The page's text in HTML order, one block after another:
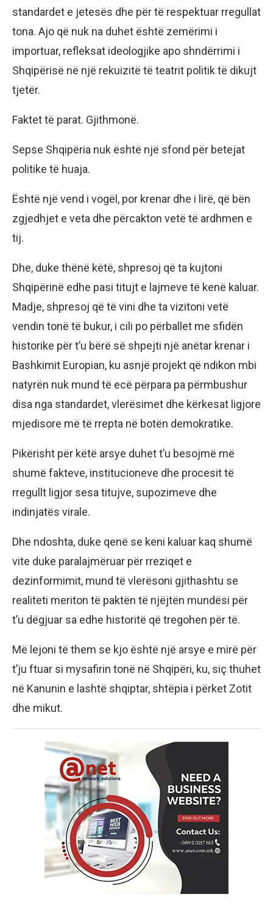
standardet e jetesës dhe për të respektuar rregullat
tona. Ajo që nuk na duhet është zemërimi i
importuar, refleksat ideologjike apo shndërrimi i
Shqipërisë në një rekuizitë të teatrit politik të dikujt
tjetër.
Faktet të parat. Gjithmonë.
Sepse Shqipëria nuk është një sfond për betejat
politike të huaja.
Është një vend i vogël, por krenar dhe i lirë, që bën
zgjedhjet e veta dhe përcakton vetë të ardhmen e
tij.
Dhe, duke thënë këtë, shpresoj që ta kujtoni
Shqipërinë edhe pasi titujt e lajmeve të kenë kaluar.
Madje, shpresoj që të vini dhe ta vizitoni vetë
vendin tonë të bukur, i cili po përballet me sfidën
historike për t’u bërë së shpejti një anëtar krenar i
Bashkimit Europian, ku asnjë projekt që ndikon mbi
natyrën nuk mund të ecë përpara pa përmbushur
disa nga standardet, vlerësimet dhe kërkesat ligjore
mjedisore më të rrepta në botën demokratike.
Pikërisht për këtë arsye duhet t’u besojmë më
shumë fakteve, institucioneve dhe procesit të
rregullt ligjor sesa titujve, supozimeve dhe
indinjatës virale.
Dhe ndoshta, duke qenë se keni kaluar kaq shumë
vite duke paralajmëruar për rreziqet e
dezinformimit, mund të vlerësoni gjithashtu se
realiteti meriton të paktën të njëjtën mundësi për
t’u dëgjuar sa edhe historitë që tregohen për të.
Më lejoni të them se kjo është një arsye e mirë për
t’ju ftuar si mysafirin tonë në Shqipëri, ku, siç thuhet
në Kanunin e lashtë shqiptar, shtëpia i përket Zotit
dhe mikut.